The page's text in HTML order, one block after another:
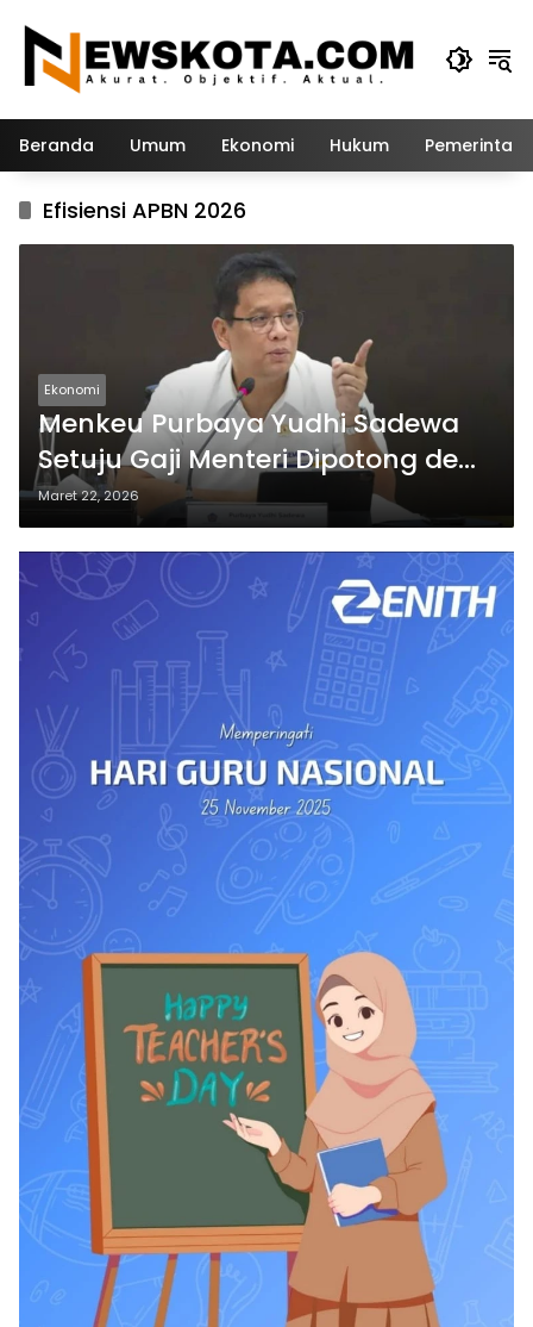
konten
Beranda Umum Ekonomi Hukum
Efisiensi APBN 2026
Ekonomi
Menkeu Purbaya Yudhi Sadewa
Setuju Gaji Menteri Dipotong demi
Efisiensi APBN
Maret 22, 2026